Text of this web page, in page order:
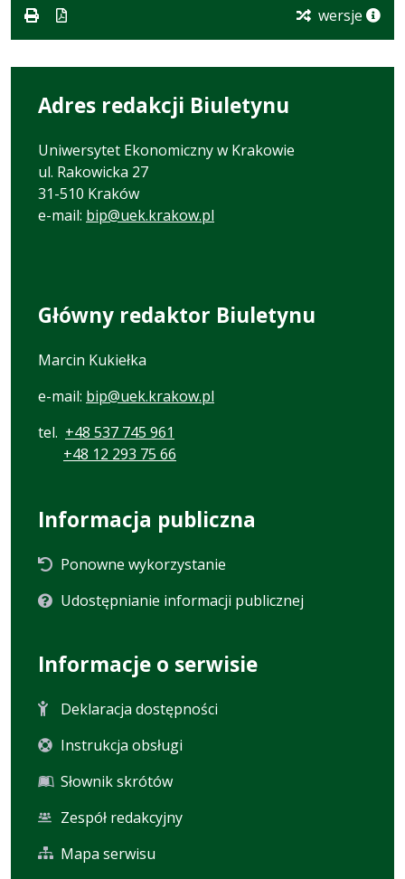
wersje
Adres redakcji Biuletynu
Uniwersytet Ekonomiczny w Krakowie
ul. Rakowicka 27
31-510 Kraków
e-mail: bip@uek.krakow.pl
Główny redaktor Biuletynu
Marcin Kukiełka
e-mail: bip@uek.krakow.pl
tel. +48 537 745 961
+48 12 293 75 66
Informacja publiczna
Ponowne wykorzystanie
Udostępnianie informacji publicznej
Informacje o serwisie
Deklaracja dostępności
Instrukcja obsługi
Słownik skrótów
Zespół redakcyjny
Mapa serwisu